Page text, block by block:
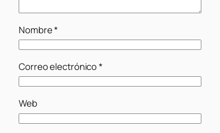
Nombre*
Correo electrónico*
Web